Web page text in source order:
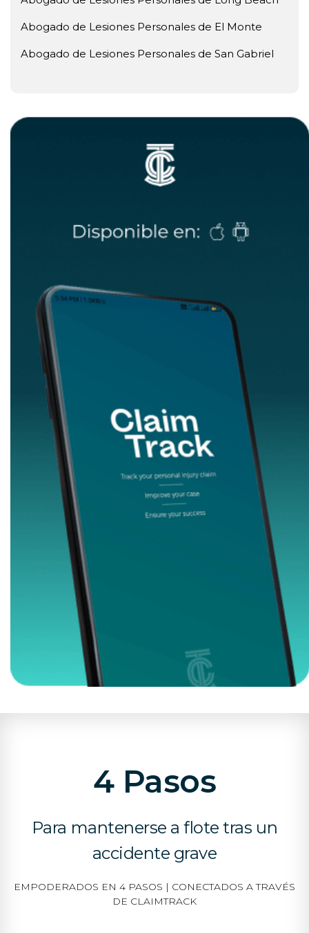
Abogado de Lesiones Personales de El Monte
Abogado de Lesiones Personales de San Gabriel
4 Pasos
Para mantenerse a flote tras un
accidente grave
EMPODERADOS EN 4 PASOS | CONECTADOS A TRAVÉS
DE CLAIMTRACK